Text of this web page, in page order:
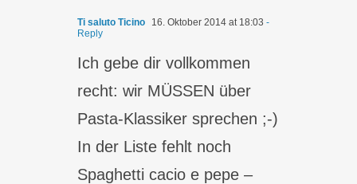
Ti saluto Ticino 16. Oktober 2014 at 18:03 -
Reply
Ich gebe dir vollkommen
recht: wir MÜSSEN über
Pasta-Klassiker sprechen ;-)
In der Liste fehlt noch
Spaghetti cacio e pepe –